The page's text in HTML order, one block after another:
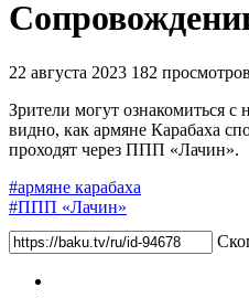
22 августа 2023 182 просмотров
Зрители могут ознакомиться
видно, как армяне Карабаха
проходят через ППП «Лачин».
#армяне карабаха
#ППП «Лачин»